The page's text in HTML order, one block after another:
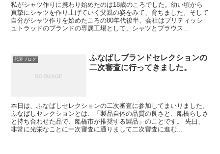
私がシャツ作りに携わり始めたのは18歳のころでした。幼い頃から
真摯にシャツを作り上げていく父親の姿をみて、育ちました。そして
自分がシャツ作りを始めたころの80年代後半、会社はブリティッシ
ュトラッドのブランドの専属工場として、シャツとブラウス...
代表ブログ
ふなばしブランドセレクションの
二次審査に行ってきました。
本日は、ふなばしセレクションの二次審査に参加してまいりました。
ふなばしセレクションとは、「製品自体の品質の良さと、船橋らしさ
と持ち合わせた品で、船橋市が推奨する製品」のことです。 先日、
非常に光栄なことに一次審査に通りまして二次審査に進む...